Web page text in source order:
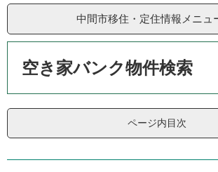
中間市移住・定住情報メニュ
空き家バンク物件検索
ページ内目次